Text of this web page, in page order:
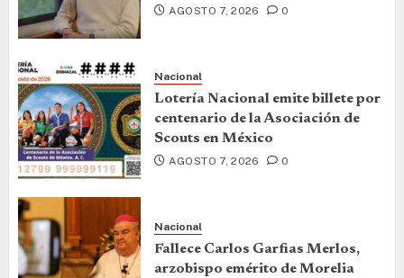
AGOSTO 7, 2026 0
Nacional
Lotería Nacional emite billete por
centenario de la Asociación de
Scouts en México
AGOSTO 7, 2026 0
Nacional
Fallece Carlos Garfias Merlos,
arzobispo emérito de Morelia